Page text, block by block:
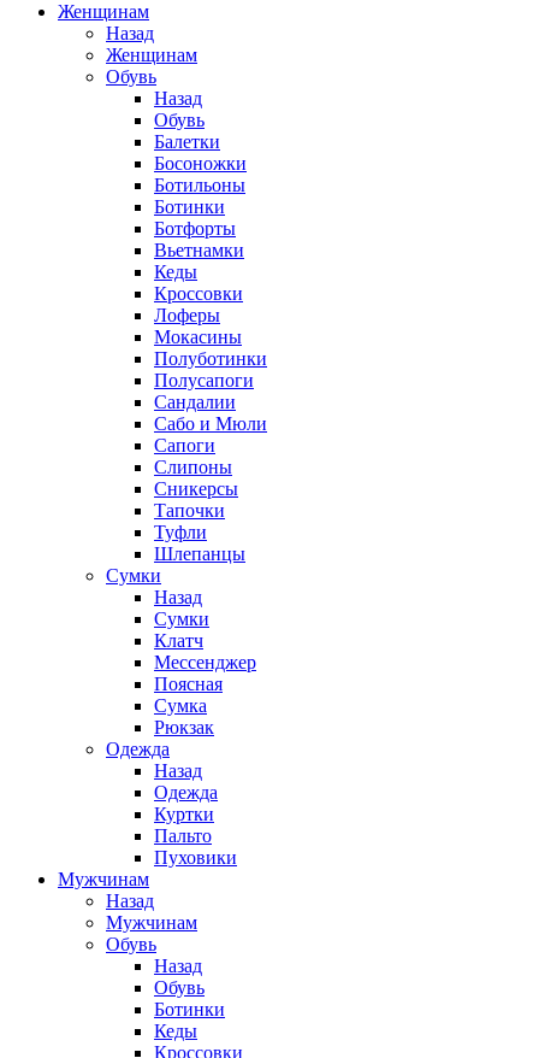
Женщинам
Назад
Женщинам
Обувь
Назад
Обувь
Балетки
Босоножки
Ботильоны
Ботинки
Ботфорты
Вьетнамки
Кеды
Кроссовки
Лоферы
Мокасины
Полуботинки
Полусапоги
Сандалии
Сабо и Мюли
Сапоги
Слипоны
Сникерсы
Тапочки
Туфли
Шлепанцы
Cумки
Назад
Cумки
Клатч
Мессенджер
Поясная
Сумка
Рюкзак
Одежда
Назад
Одежда
Куртки
Пальто
Пуховики
Мужчинам
Назад
Мужчинам
Обувь
Назад
Обувь
Ботинки
Кеды
Кроссовки